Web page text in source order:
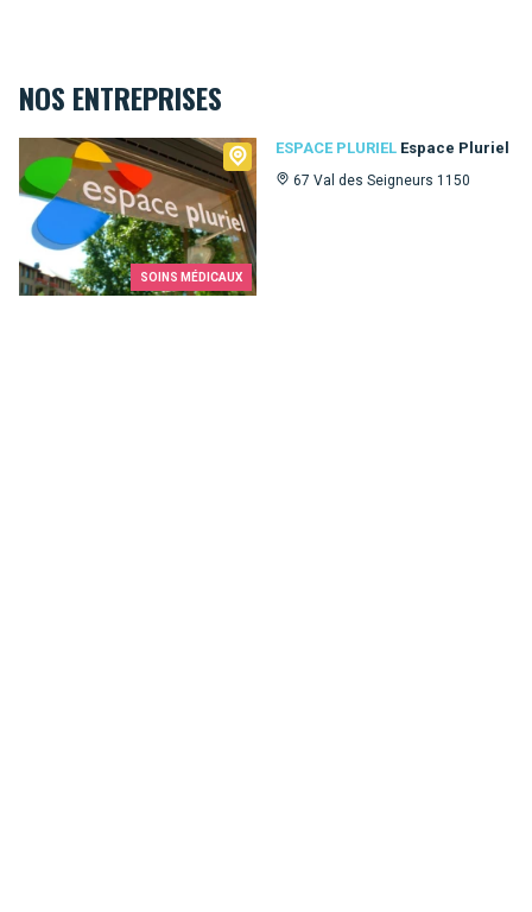
NOS ENTREPRISES
SOINS MÉDICAUX
ESPACE PLURIEL Espace Pluriel
67 Val des Seigneurs 1150
Espace Pluriel